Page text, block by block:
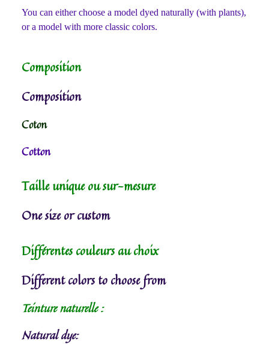
You can either choose a model dyed naturally (with plants),
or a model with more classic colors.
Composition
Composition
Coton
Cotton
Taille unique ou sur-mesure
One size or custom
Différentes couleurs au choix
Different colors to choose from
Teinture naturelle :
Natural dye: